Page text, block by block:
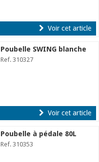
Voir cet article
Poubelle SWING blanche
Ref. 310327
Voir cet article
Poubelle à pédale 80L
Ref. 310353